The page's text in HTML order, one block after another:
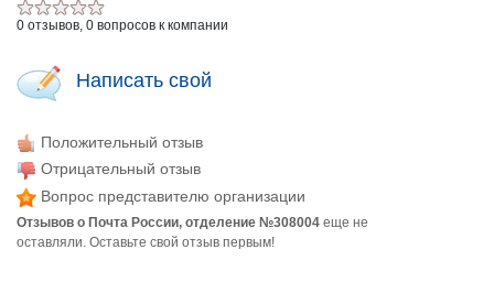
0 отзывов, 0 вопросов к компании
Написать свой
Положительный отзыв
Отрицательный отзыв
Вопрос представителю организации
Отзывов о Почта России, отделение №308004 еще не
оставляли. Оставьте свой отзыв первым!